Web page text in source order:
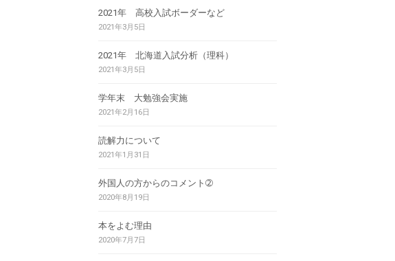
2021年 高校入試ボーダーなど
2021年3月5日
2021年 北海道入試分析（理科）
2021年3月5日
学年末 大勉強会実施
2021年2月16日
読解力について
2021年1月31日
外国人の方からのコメント➁
2020年8月19日
本をよむ理由
2020年7月7日